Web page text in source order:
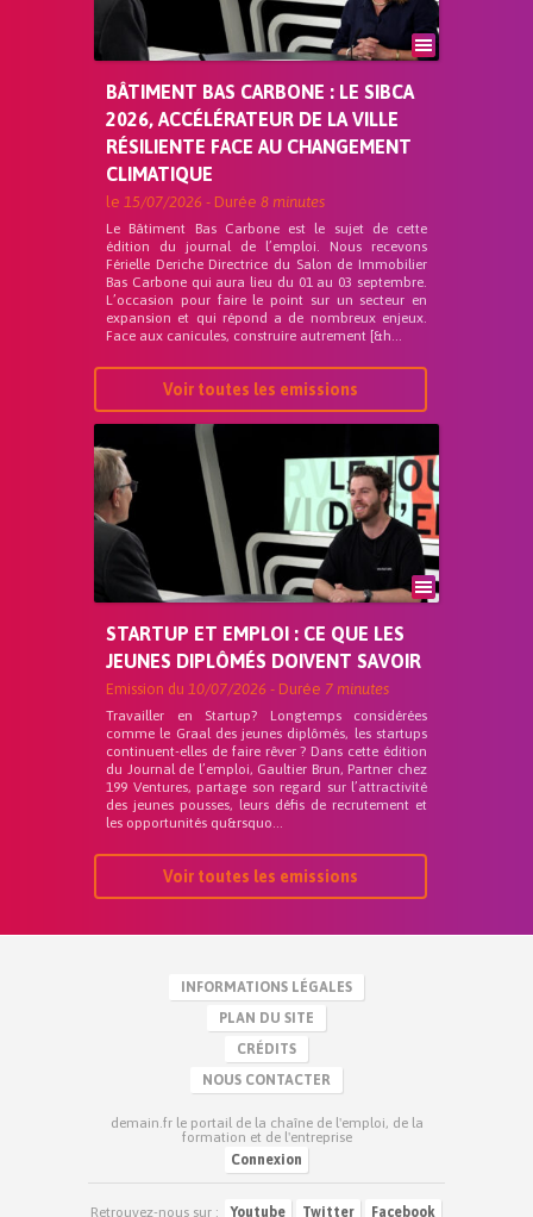
BÂTIMENT BAS CARBONE : LE SIBCA
2026, ACCÉLÉRATEUR DE LA VILLE
RÉSILIENTE FACE AU CHANGEMENT
CLIMATIQUE
le 15/07/2026 - Durée 8 minutes
Le Bâtiment Bas Carbone est le sujet de cette
édition du journal de l’emploi. Nous recevons
Férielle Deriche Directrice du Salon de Immobilier
Bas Carbone qui aura lieu du 01 au 03 septembre.
L’occasion pour faire le point sur un secteur en
expansion et qui répond a de nombreux enjeux.
Face aux canicules, construire autrement [&h...
Voir toutes les emissions
STARTUP ET EMPLOI : CE QUE LES
JEUNES DIPLÔMÉS DOIVENT SAVOIR
Emission du 10/07/2026 - Durée 7 minutes
Travailler en Startup? Longtemps considérées
comme le Graal des jeunes diplômés, les startups
continuent-elles de faire rêver ? Dans cette édition
du Journal de l’emploi, Gaultier Brun, Partner chez
199 Ventures, partage son regard sur l’attractivité
des jeunes pousses, leurs défis de recrutement et
les opportunités qu&rsquo...
Voir toutes les emissions
INFORMATIONS LÉGALES
PLAN DU SITE
CRÉDITS
NOUS CONTACTER
demain.fr le portail de la chaîne de l'emploi, de la
formation et de l'entreprise
Connexion
Retrouvez-nous sur : Youtube Twitter Facebook